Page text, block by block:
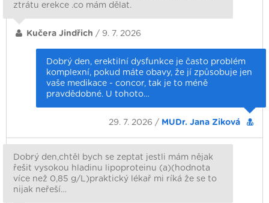
ztrátu erekce .co mám dělat.
Kučera Jindřich / 9. 7. 2026
Dobrý den, erektilní dysfunkce je často problém
komplexní, pokud máte obavy, že jí způsobuje jen
vaše medikace - concor, tak je to méně
pravdědobné. U tohoto…
29. 7. 2026 / MUDr. Jana Ziková
Dobrý den,chtěl bych se zeptat jestli mám nějak
řešit vysokou hladinu lipoproteinu (a)(hodnota
více než 0,85 g/L)praktický lékař mi ríká že se to
nijak neřeší…